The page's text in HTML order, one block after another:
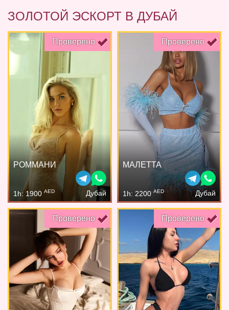
ЗОЛОТОЙ ЭСКОРТ В ДУБАЙ
Проверено
РОММАНИ
1h: 1900 AED Дубай
Проверено
МАЛЕТТА
1h: 2200 AED Дубай
Проверено Проверено